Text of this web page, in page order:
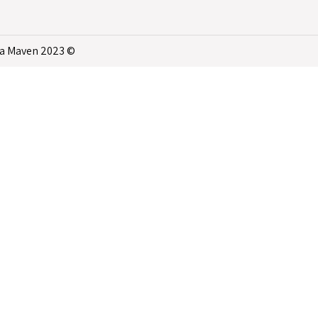
© 2023 AKA-Online. All rights reserved | Developed by
Maven